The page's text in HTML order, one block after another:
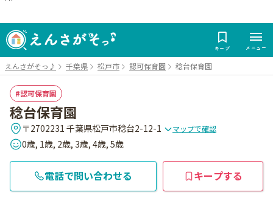
キープ メニュー
えんさがそっ♪ 千葉県 松戸市 認可保育園 稔台保育園
認可保育園
稔台保育園
〒2702231 千葉県松戸市稔台2-12-1 マップで確認
0歳, 1歳, 2歳, 3歳, 4歳, 5歳
電話で問い合わせる キープする